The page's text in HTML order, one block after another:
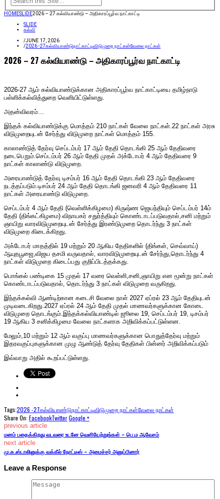
HOMESLIDE2026 – 27 கல்வியாண்டு – அதிகாரப்பூர்வ நாட்காட்டி
SLIDE
கல்வி
/JUNE 17, 2026
/2026 -27கல்வியாண்டுநாட்காட்டிவிடுமுறை நாட்கள்வேலை நாட்கள்
2026 – 27 கல்வியாண்டு – அதிகாரப்பூர்வ நாட்காட்டி
2026-27 ஆம் கல்வியாண்டுக்கான அதிகாரப்பூர்வ நாட்காட்டியை தமிழ்நாடு
பள்ளிக்கல்வித்துறை வெளியிட்டுள்ளது.
அதன்விவரம்…
இந்தக் கல்வியாண்டுக்கு மொத்தம் 210 நாட்கள் வேலை நாட்கள்.22 நாட்கள் அரசு
விடுமுறையுடன் சேர்த்து விடுமுறை நாட்கள் மொத்தம் 155.
காலாண்டுத் தேர்வு செப்டம்பர் 17 ஆம் தேதி தொடங்கி 25 ஆம் தேதிவரை
நடைபெறும்.செப்டம்பர் 26 ஆம் தேதி முதல் அக்டோபர் 4 ஆம் தேதிவரை 9
நாட்கள் காலாண்டு விடுமுறை.
அரையாண்டுத் தேர்வு டிசம்பர் 16 ஆம் தேதி தொடங்கி 23 ஆம் தேதிவரை
நடத்தப்படும்.டிசம்பர் 24 ஆம் தேதி தொடங்கி ஜனவரி 4 ஆம் தேதிவரை 11
நாட்கள் அரையாண்டு விடுமுறை.
செப்டம்பர் 4 ஆம் தேதி (வெள்ளிக்கிழமை) கிருஷ்ண ஜெயந்தியும் செப்டம்பர் 14ம்
தேதி (திங்கட்கிழமை) விநாயகர் சதுர்த்தியும் கொண்டாடப்படுவதால்,சனி மற்றும்
ஞாயிறு வாரவிடுமுறையுடன் சேர்த்து இரண்டுமுறை தொடர்ந்து 3 நாட்கள்
விடுமுறை கிடைக்கிறது.
அக்டோபர் மாதத்தில் 19 மற்றும் 20 ஆகிய தேதிகளில் (திங்கள், செவ்வாய்)
ஆயுதபூஜை,விஜய தசமி வருவதால், வாரவிடுமுறையுடன் சேர்ந்து,தொடர்ந்து 4
நாட்கள் விடுமுறை கிடைப்பது குறிப்பிடத்தக்கது.
பொங்கல் பண்டிகை 15 முதல் 17 வரை வெள்ளி,சனி,ஞாயிறு என மூன்று நாட்கள்
கொண்டாடப்படுவதால், தொடர்ந்து 3 நாட்கள் விடுமுறை வருகிறது.
இந்தக்கல்வி ஆண்டிற்கான கடைசி வேலை நாள் 2027 ஏப்ரல் 23 ஆம் தேதியுடன்
முடிவடைகிறது.2027 ஏப்ரல் 24 ஆம் தேதி முதல் மாணவர்களுக்கான கோடை
விடுமுறை தொடங்கும்.இந்தக்கல்வியாண்டில் ஜூலை 19, செப்டம்பர் 19, டிசம்பர்
19 ஆகிய 3 சனிக்கிழமை வேலை நாட்களாக அறிவிக்கப்பட்டுள்ளன.
மேலும்,10 மற்றும் 12 ஆம் வகுப்பு மாணவர்களுக்கான பொதுத்தேர்வு மற்றும்
இதரவகுப்புகளுக்கான முழு ஆண்டுத் தேர்வு தேதிகள் பின்னர் அறிவிக்கப்படும்
இவ்வாறு அதில் கூறப்பட்டுள்ளது.
Tags:2026 -27கல்வியாண்டுநாட்காட்டிவிடுமுறை நாட்கள்வேலை நாட்கள்
Share On: FacebookTwitterGoogle +
previous article
மனம் பதைக்கிறது வடவரை உடனே வெளியேற்றுங்கள் – பெ.ம ஆவேசம்
next article
மு.க.ஸ்டாலினுக்கு வக்கீல் நோட்டீஸ் – அமைச்சர் அனுப்பினார்
Leave a Response